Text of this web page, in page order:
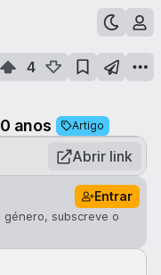
4
anos Artigo
Abrir link
Entrar
género, subscreve o